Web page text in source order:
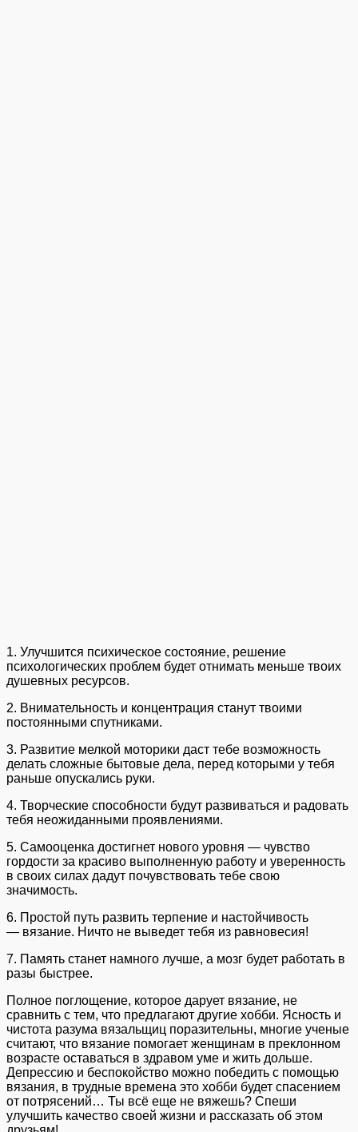
1. Улучшится психическое состояние, решение
психологических проблем будет отнимать меньше твоих
душевных ресурсов.
2. Внимательность и концентрация станут твоими
постоянными спутниками.
3. Развитие мелкой моторики даст тебе возможность
делать сложные бытовые дела, перед которыми у тебя
раньше опускались руки.
4. Творческие способности будут развиваться и радовать
тебя неожиданными проявлениями.
5. Самооценка достигнет нового уровня — чувство
гордости за красиво выполненную работу и уверенность
в своих силах дадут почувствовать тебе свою
значимость.
6. Простой путь развить терпение и настойчивость
— вязание. Ничто не выведет тебя из равновесия!
7. Память станет намного лучше, а мозг будет работать в
разы быстрее.
Полное поглощение, которое дарует вязание, не
сравнить с тем, что предлагают другие хобби. Ясность и
чистота разума вязальщиц поразительны, многие ученые
считают, что вязание помогает женщинам в преклонном
возрасте оставаться в здравом уме и жить дольше.
Депрессию и беспокойство можно победить с помощью
вязания, в трудные времена это хобби будет спасением
от потрясений… Ты всё еще не вяжешь? Спеши
улучшить качество своей жизни и рассказать об этом